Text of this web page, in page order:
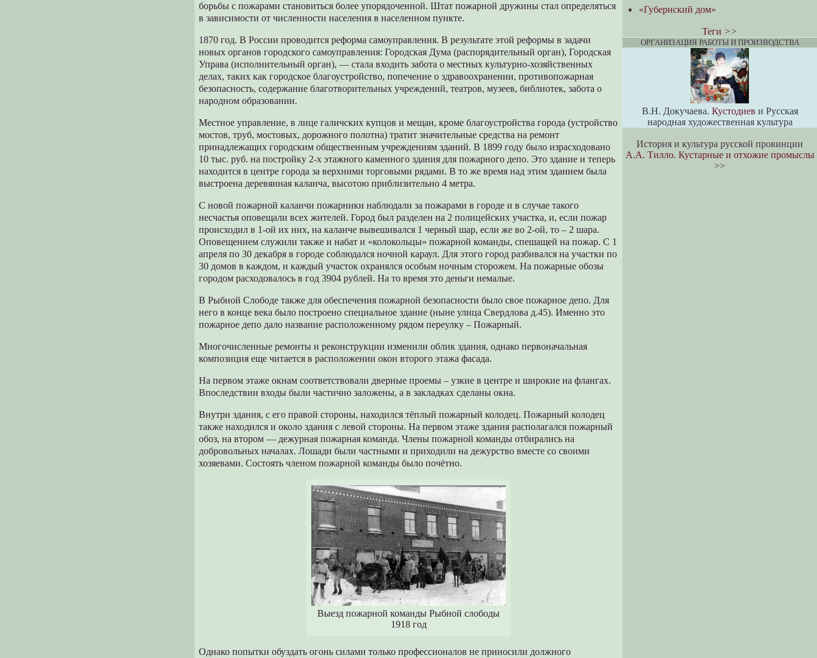
борьбы с пожарами становиться более упорядоченной. Штат пожарной дружины стал определяться
в зависимости от численности населения в населенном пункте.
1870 год. В России проводится реформа самоуправления. В результате этой реформы в задачи
новых органов городского самоуправления: Городская Дума (распорядительный орган), Городская
Управа (исполнительный орган), — стала входить забота о местных культурно-хозяйственных
делах, таких как городское благоустройство, попечение о здравоохранении, противопожарная
безопасность, содержание благотворительных учреждений, театров, музеев, библиотек, забота о
народном образовании.
Местное управление, в лице галичских купцов и мещан, кроме благоустройства города (устройство
мостов, труб, мостовых, дорожного полотна) тратит значительные средства на ремонт
принадлежащих городским общественным учреждениям зданий. В 1899 году было израсходовано
10 тыс. руб. на постройку 2-х этажного каменного здания для пожарного депо. Это здание и теперь
находится в центре города за верхними торговыми рядами. В то же время над этим зданием была
выстроена деревянная каланча, высотою приблизительно 4 метра.
С новой пожарной каланчи пожарники наблюдали за пожарами в городе и в случае такого
несчастья оповещали всех жителей. Город был разделен на 2 полицейских участка, и, если пожар
происходил в 1-ой их них, на каланче вывешивался 1 черный шар, если же во 2-ой, то – 2 шара.
Оповещением служили также и набат и «колокольцы» пожарной команды, спешащей на пожар. С 1
апреля по 30 декабря в городе соблюдался ночной караул. Для этого город разбивался на участки по
30 домов в каждом, и каждый участок охранялся особым ночным сторожем. На пожарные обозы
городом расходовалось в год 3904 рублей. На то время это деньги немалые.
В Рыбной Слободе также для обеспечения пожарной безопасности было свое пожарное депо. Для
него в конце века было построено специальное здание (ныне улица Свердлова д.45). Именно это
пожарное депо дало название расположенному рядом переулку – Пожарный.
Многочисленные ремонты и реконструкции изменили облик здания, однако первоначальная
композиция еще читается в расположении окон второго этажа фасада.
На первом этаже окнам соответствовали дверные проемы – узкие в центре и широкие на флангах.
Впоследствии входы были частично заложены, а в закладках сделаны окна.
Внутри здания, с его правой стороны, находился тёплый пожарный колодец. Пожарный колодец
также находился и около здания с левой стороны. На первом этаже здания располагался пожарный
обоз, на втором — дежурная пожарная команда. Члены пожарной команды отбирались на
добровольных началах. Лошади были частными и приходили на дежурство вместе со своими
хозяевами. Состоять членом пожарной команды было почётно.
Выезд пожарной команды Рыбной слободы
1918 год
Однако попытки обуздать огонь силами только профессионалов не приносили должного
«Губернский дом»
Теги >>
ОРГАНИЗАЦИЯ РАБОТЫ И ПРОИЗВОДСТВА
В.Н. Докучаева. Кустодиев и Русская
народная художественная культура
История и культура русской провинции
А.А. Тилло. Кустарные и отхожие промыслы
>>